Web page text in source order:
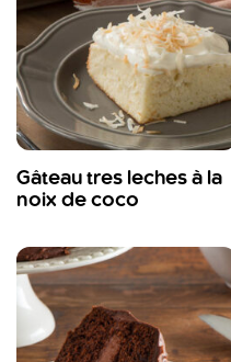
Gâteau tres leches à la
noix de coco